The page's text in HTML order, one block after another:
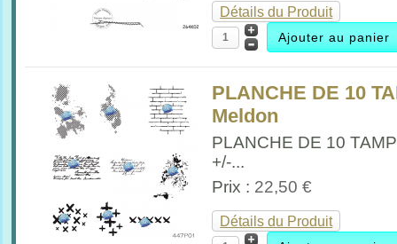
Détails du Produit
PLANCHE DE 10
Meldon
PLANCHE DE 10
+/-...
Prix : 22,50 €
Détails du Produit